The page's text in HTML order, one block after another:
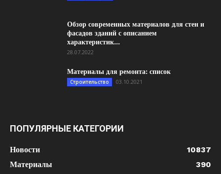
Обзор современных материалов для стен и
фасадов зданий с описанием
характеристик...
28.07.2022
Материалы для ремонта: список
Строительство 03.10.2021
ПОПУЛЯРНЫЕ КАТЕГОРИИ
Новости
10837
Материалы
390